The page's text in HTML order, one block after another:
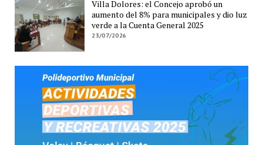
Villa Dolores: el Concejo aprobó un
aumento del 8% para municipales y dio luz
verde a la Cuenta General 2025
23/07/2026